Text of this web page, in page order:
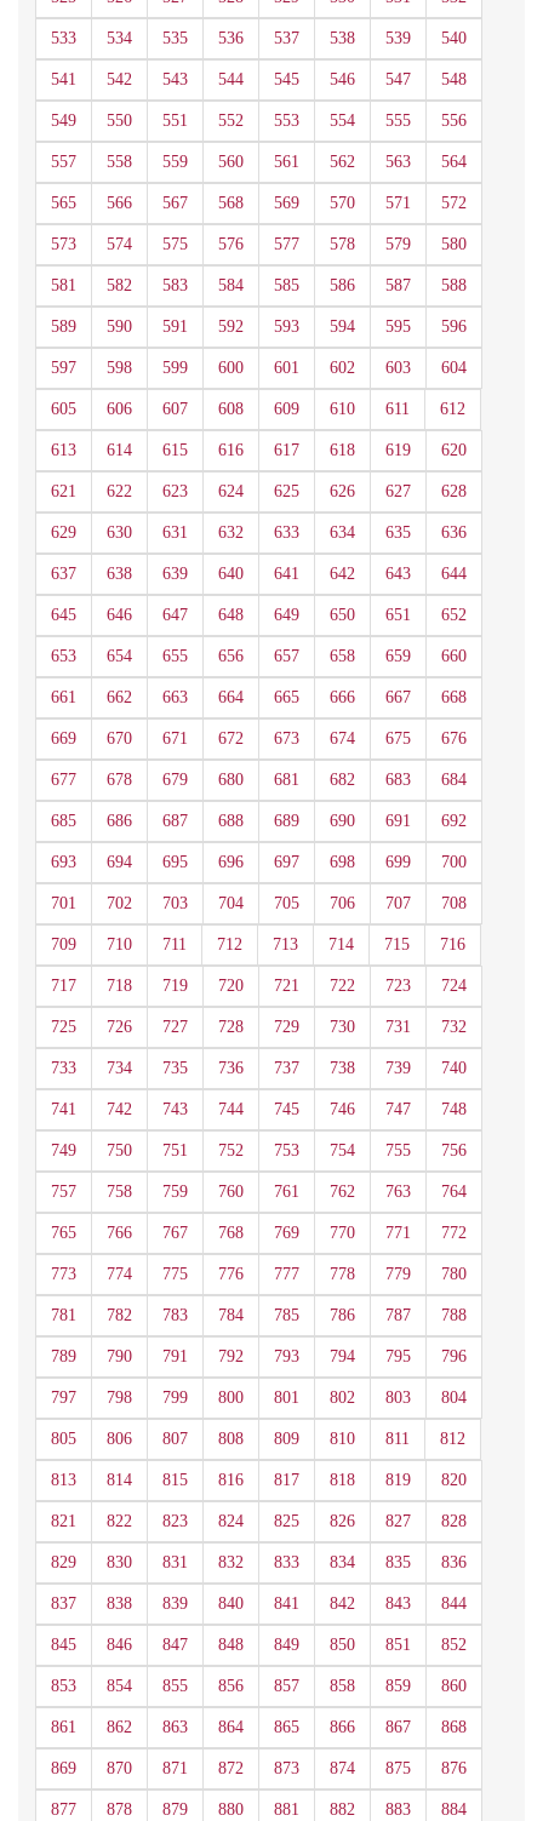
533 534 535 536 537 538 539 540
541 542 543 544 545 546 547 548
549 550 551 552 553 554 555 556
557 558 559 560 561 562 563 564
565 566 567 568 569 570 571 572
573 574 575 576 577 578 579 580
581 582 583 584 585 586 587 588
589 590 591 592 593 594 595 596
597 598 599 600 601 602 603 604
605 606 607 608 609 610 611 612
613 614 615 616 617 618 619 620
621 622 623 624 625 626 627 628
629 630 631 632 633 634 635 636
637 638 639 640 641 642 643 644
645 646 647 648 649 650 651 652
653 654 655 656 657 658 659 660
661 662 663 664 665 666 667 668
669 670 671 672 673 674 675 676
677 678 679 680 681 682 683 684
685 686 687 688 689 690 691 692
693 694 695 696 697 698 699 700
701 702 703 704 705 706 707 708
709 710 711 712 713 714 715 716
717 718 719 720 721 722 723 724
725 726 727 728 729 730 731 732
733 734 735 736 737 738 739 740
741 742 743 744 745 746 747 748
749 750 751 752 753 754 755 756
757 758 759 760 761 762 763 764
765 766 767 768 769 770 771 772
773 774 775 776 777 778 779 780
781 782 783 784 785 786 787 788
789 790 791 792 793 794 795 796
797 798 799 800 801 802 803 804
805 806 807 808 809 810 811 812
813 814 815 816 817 818 819 820
821 822 823 824 825 826 827 828
829 830 831 832 833 834 835 836
837 838 839 840 841 842 843 844
845 846 847 848 849 850 851 852
853 854 855 856 857 858 859 860
861 862 863 864 865 866 867 868
869 870 871 872 873 874 875 876
877 878 879 880 881 882 883 884